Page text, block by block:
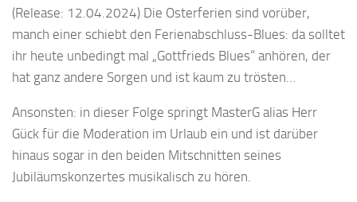
(Release: 12.04.2024) Die Osterferien sind vorüber,
manch einer schiebt den Ferienabschluss-Blues: da solltet
ihr heute unbedingt mal „Gottfrieds Blues“ anhören, der
hat ganz andere Sorgen und ist kaum zu trösten…
Ansonsten: in dieser Folge springt MasterG alias Herr
Gück für die Moderation im Urlaub ein und ist darüber
hinaus sogar in den beiden Mitschnitten seines
Jubiläumskonzertes musikalisch zu hören.